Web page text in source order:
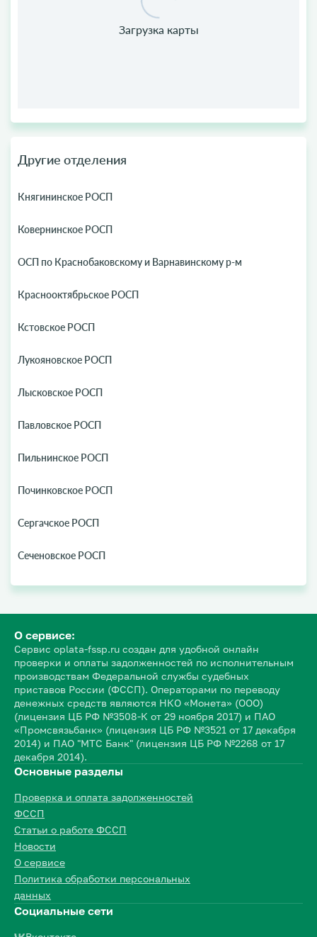
Другие отделения
Княгининское РОСП
Ковернинское РОСП
ОСП по Краснобаковскому и Варнавинскому р-м
Краснооктябрьское РОСП
Кстовское РОСП
Лукояновское РОСП
Лысковское РОСП
Павловское РОСП
Пильнинское РОСП
Починковское РОСП
Сергачское РОСП
Сеченовское РОСП
О сервисе:
Сервис oplata-fssp.ru создан для удобной онлайн
проверки и оплаты задолженностей по исполнительным
производствам Федеральной службы судебных
приставов России (ФССП). Операторами по переводу
денежных средств являются НКО «Монета» (ООО)
(лицензия ЦБ РФ №3508-К от 29 ноября 2017) и ПАО
«Промсвязьбанк» (лицензия ЦБ РФ №3521 от 17 декабря
2014) и ПАО "МТС Банк" (лицензия ЦБ РФ №2268 от 17
декабря 2014).
Основные разделы
Проверка и оплата задолженностей
ФССП
Статьи о работе ФССП
Новости
О сервисе
Политика обработки персональных
данных
Социальные сети